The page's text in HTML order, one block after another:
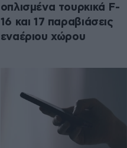
οπλισμένα τουρκικά F-
16 και 17 παραβιάσεις
εναέριου χώρου